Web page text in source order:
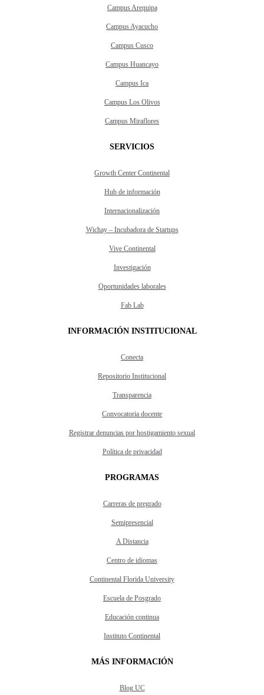
Campus Arequipa
Campus Ayacucho
Campus Cusco
Campus Huancayo
Campus Ica
Campus Los Olivos
Campus Miraflores
SERVICIOS
Growth Center Continental
Hub de información
Internacionalización
Wichay – Incubadora de Startups
Vive Continental
Investigación
Oportunidades laborales
Fab Lab
INFORMACIÓN INSTITUCIONAL
Conecta
Repositorio Institucional
Transparencia
Convocatoria docente
Registrar denuncias por hostigamiento sexual
Política de privacidad
PROGRAMAS
Carreras de pregrado
Semipresencial
A Distancia
Centro de idiomas
Continental Florida University
Escuela de Posgrado
Educación continua
Instituto Continental
MÁS INFORMACIÓN
Blog UC